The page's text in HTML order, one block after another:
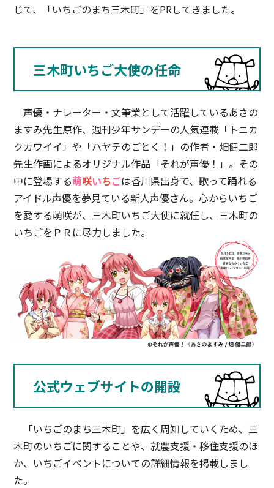
じて、「いちごのまち三木町」をPRしてきました。
三木町いちご大使の任命
声優・ナレーター・文筆業として活躍しているあさの
ますみ先生原作、週刊少年サンデーの人気連載「トニカ
クカワイイ」や「ハヤテのごとく！」の作者・畑健二郎
先生作画によるオリジナル作品「それが声優！」。その
中に登場する萌咲いちごは香川県出身で、歌って踊れる
アイドル声優を夢見ている新人声優さん。心からいちご
を愛する萌咲が、三木町いちご大使に就任し、三木町の
いちごをＰＲに尽力しました。
公式ウェブサイトの開設
「いちごのまち三木町」を広く周知していくため、三
木町のいちごに関することや、就農支援・移住支援のほ
か、いちごイベントについての詳細情報を掲載しまし
た。